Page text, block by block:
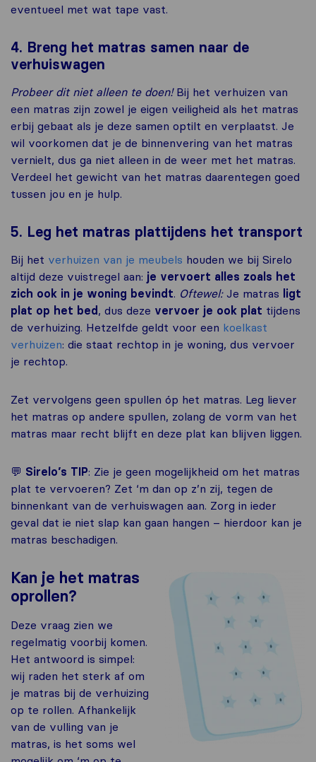
eventueel met wat tape vast.
4. Breng het matras samen naar de
verhuiswagen
Probeer dit niet alleen te doen!Bij het verhuizen van
een matras zijn zowel je eigen veiligheid als het matras
erbij gebaat als je deze samen optilt en verplaatst. Je
wil voorkomen dat je de binnenvering van het matras
vernielt, dus ga niet alleen in de weer met het matras.
Verdeel het gewicht van het matras daarentegen goed
tussen jou en je hulp.
5. Leg het matras plattijdens het transport
Bij het verhuizen van je meubels houden we bij Sirelo
altijd deze vuistregel aan: je vervoert alles zoals het
zich ook in je woning bevindt. Oftewel:Je matras ligt
plat op het bed, dus deze vervoer je ook plat tijdens
de verhuizing. Hetzelfde geldt voor een koelkast
verhuizen: die staat rechtop in je woning, dus vervoer
je rechtop.
Zet vervolgens geen spullen óp het matras. Leg liever
het matras op andere spullen, zolang de vorm van het
matras maar recht blijft en deze plat kan blijven liggen.
💬 Sirelo’s TIP: Zie je geen mogelijkheid om het matras
plat te vervoeren? Zet ‘m dan op z’n zij, tegen de
binnenkant van de verhuiswagen aan. Zorg in ieder
geval dat ie niet slap kan gaan hangen – hierdoor kan je
matras beschadigen.
Kan je het matras
oprollen?
Deze vraag zien we
regelmatig voorbij komen.
Het antwoord is simpel:
wij raden het sterk af om
je matras bij de verhuizing
op te rollen. Afhankelijk
van de vulling van je
matras, is het soms wel